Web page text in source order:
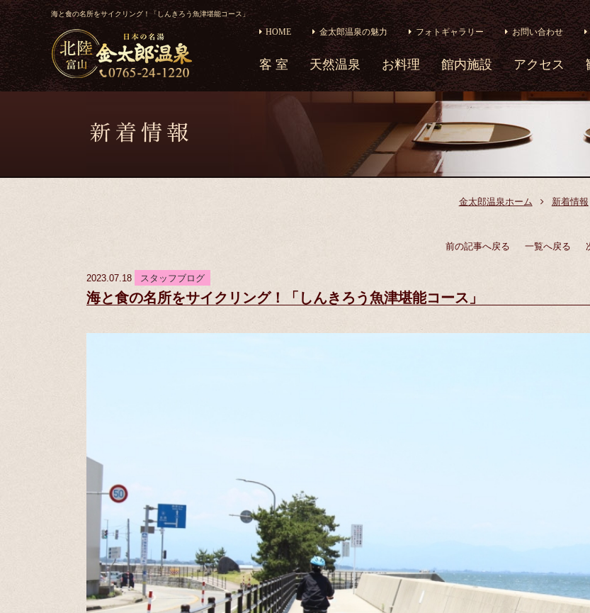
​海と食の名所をサイクリング！「しんきろう魚津堪能コース」
HOME 金太郎温泉の魅力 フォトギャラリー お問い合わせ
客 室 天然温泉 お料理 館内施設 アクセス
金太郎温泉ホーム 新着情報
前の記事へ戻る 一覧へ戻る
2023.07.18 スタッフブログ
​海と食の名所をサイクリング！「しんきろう魚津堪能コース」